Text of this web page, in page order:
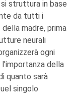
struttura in base
da tutti i
madre, prima
neurali
ogni
l'importanza della
quanto sarà
singolo